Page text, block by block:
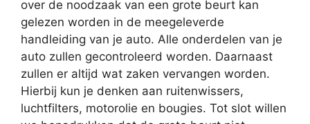
over de noodzaak van een grote beurt kan
gelezen worden in de meegeleverde
handleiding van je auto. Alle onderdelen van je
auto zullen gecontroleerd worden. Daarnaast
zullen er altijd wat zaken vervangen worden.
Hierbij kun je denken aan ruitenwissers,
luchtfilters, motorolie en bougies. Tot slot willen